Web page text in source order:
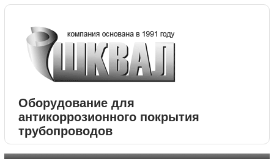
Оборудование для
антикоррозионного покрытия
трубопроводов